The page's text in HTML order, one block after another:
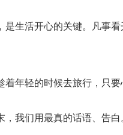
是生活开心的关键。凡事
着年轻的时候去旅行，只要
，我们用最真的话语、告白